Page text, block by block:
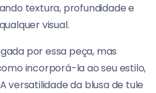
textura, profundidade e
visual.
por essa peça, mas
incorporá-la ao seu estilo,
versatilidade da blusa de tule